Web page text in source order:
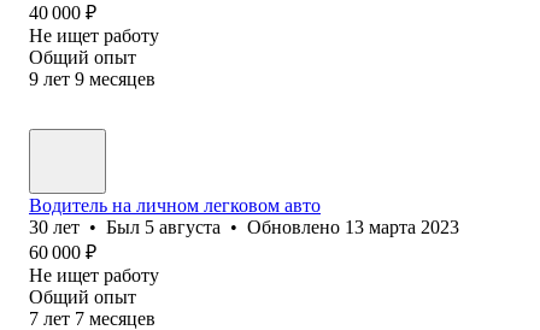
40 000 ₽
Не ищет работу
Общий опыт
9 лет 9 месяцев
Водитель на личном легковом авто
30 лет • Был 5 августа • Обновлено 13 марта 2023
60 000 ₽
Не ищет работу
Общий опыт
7 лет 7 месяцев